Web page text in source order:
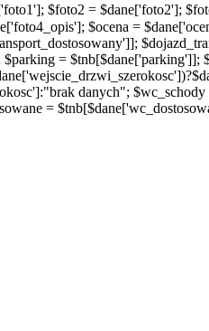
$foto2 = $dane['foto2'];
$ocena =
=
danych";
=